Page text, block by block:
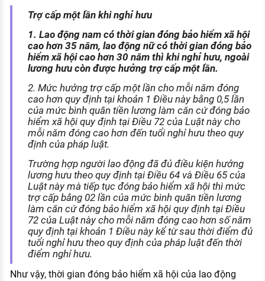
Trợ cấp một lần khi nghỉ hưu
1. Lao động nam có thời gian đóng bảo hiểm xã hội
cao hơn 35 năm, lao động nữ có thời gian đóng bảo
hiểm xã hội cao hơn 30 năm thì khi nghỉ hưu, ngoài
lương hưu còn được hưởng trợ cấp một lần.
2. Mức hưởng trợ cấp một lần cho mỗi năm đóng
cao hơn quy định tại khoản 1 Điều này bằng 0,5 lần
của mức bình quân tiền lương làm căn cứ đóng bảo
hiểm xã hội quy định tại Điều 72 của Luật này cho
mỗi năm đóng cao hơn đến tuổi nghỉ hưu theo quy
định của pháp luật.
Trường hợp người lao động đã đủ điều kiện hưởng
lương hưu theo quy định tại Điều 64 và Điều 65 của
Luật này mà tiếp tục đóng bảo hiểm xã hội thì mức
trợ cấp bằng 02 lần của mức bình quân tiền lương
làm căn cứ đóng bảo hiểm xã hội quy định tại Điều
72 của Luật này cho mỗi năm đóng cao hơn số năm
quy định tại khoản 1 Điều này kể từ sau thời điểm đủ
tuổi nghỉ hưu theo quy định của pháp luật đến thời
điểm nghỉ hưu.
Như vậy, thời gian đóng bảo hiểm xã hội của lao động